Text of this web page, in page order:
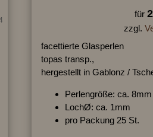
für
zzgl.
facettierte Glasperlen
topas transp.,
hergestellt in Gablonz /
Perlengröße: ca. 8mm
LochØ: ca. 1mm
pro Packung 25 St.